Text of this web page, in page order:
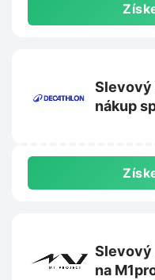
Slevový
nákup
Slevový
na